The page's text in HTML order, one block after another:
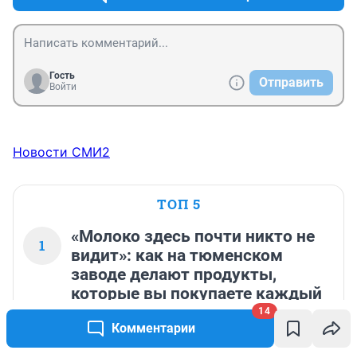
Комментарии
14
Гость
Войти
Отправить
Новости СМИ2
ТОП 5
1
«Молоко здесь почти никто не
видит»: как на тюменском
заводе делают продукты,
которые вы покупаете каждый
день